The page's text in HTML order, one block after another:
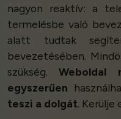
nagyon reaktív: a
termelésbe való
alatt tudtak
bevezetésében.
szükség.Weboldal
egyszerűen
teszi a dolgát. Kerülje